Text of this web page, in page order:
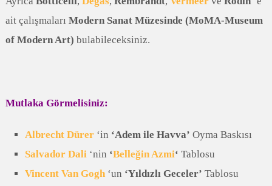
ait çalışmaları Modern Sanat Müzesinde (MoMA-Museum
of Modern Art) bulabileceksiniz.
Mutlaka Görmelisiniz:
Albrecht Dürer ‘in ‘Adem ile Havva’ Oyma Baskısı
Salvador Dali ‘nin ‘Belleğin Azmi‘ Tablosu
Vincent Van Gogh ‘un ‘Yıldızlı Geceler’ Tablosu